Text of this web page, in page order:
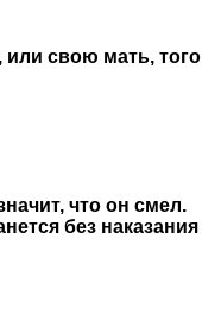
или свою мать, того
что он смел.
без наказания